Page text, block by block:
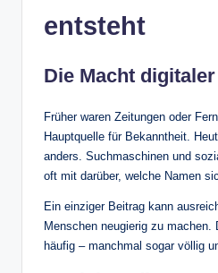
entsteht
Die Macht
Früher waren Zeitungen oder
Hauptquelle für Bekanntheit.
anders. Suchmaschinen und
oft mit darüber, welche Namen
Ein einziger Beitrag kann
Menschen neugierig zu machen.
häufig – manchmal sogar völlig